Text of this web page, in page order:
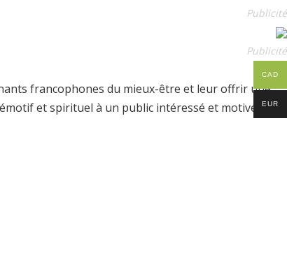
Publicité
Publicité
francophones du mieux-être et leur offrir une
et spirituel à un public intéressé et motivé.
CAD
EUR